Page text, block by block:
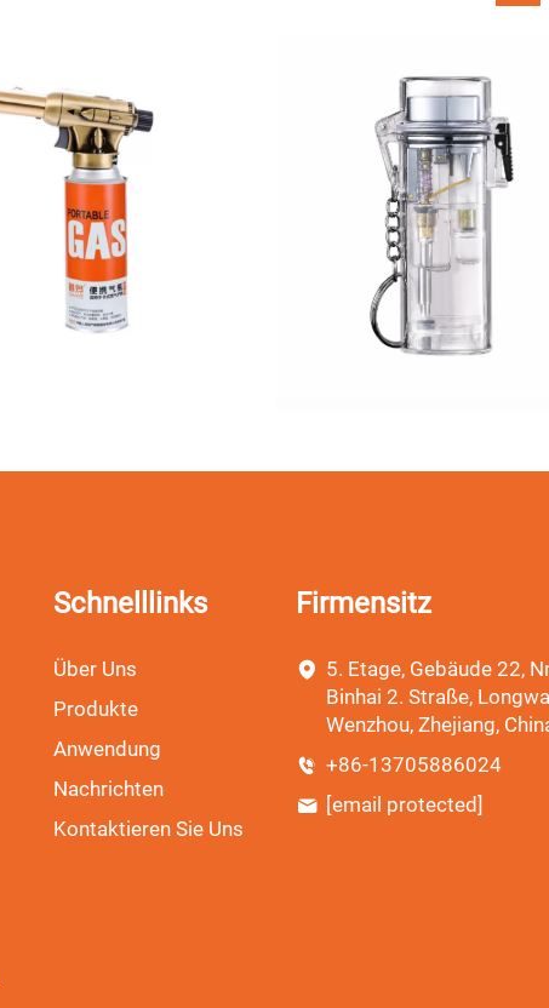
Schnelllinks
Über Uns
Produkte
Anwendung
Nachrichten
Kontaktieren Sie Uns
Firmensitz
5. Etage, Gebäude 22,
Binhai 2. Straße,
Wenzhou, Zhejiang,
+86-13705886024
[email protected]